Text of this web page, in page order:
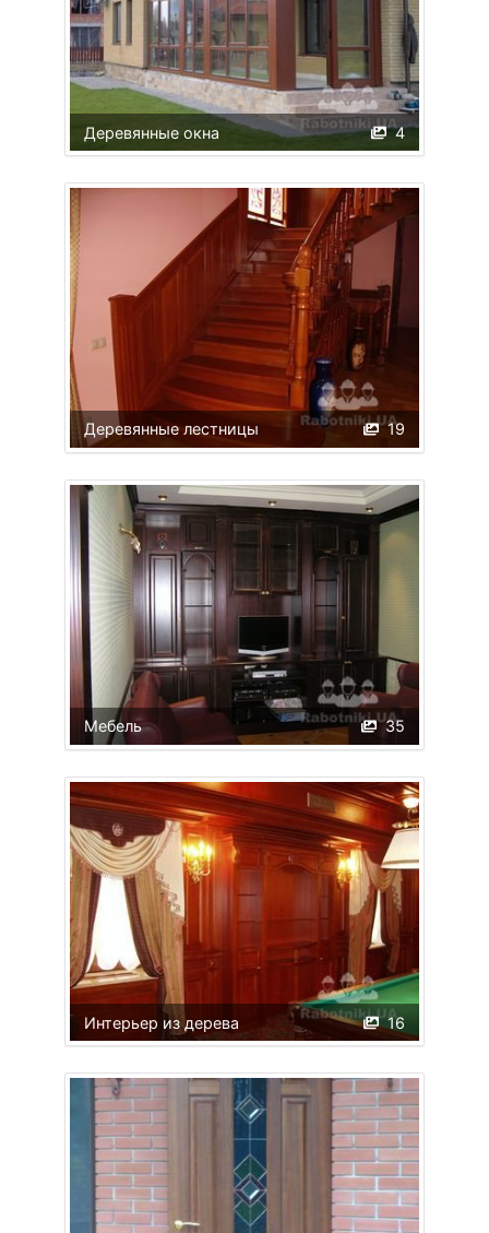
4
Деревянные окна
19
Деревянные лестницы
35
Мебель
16
Интерьер из дерева